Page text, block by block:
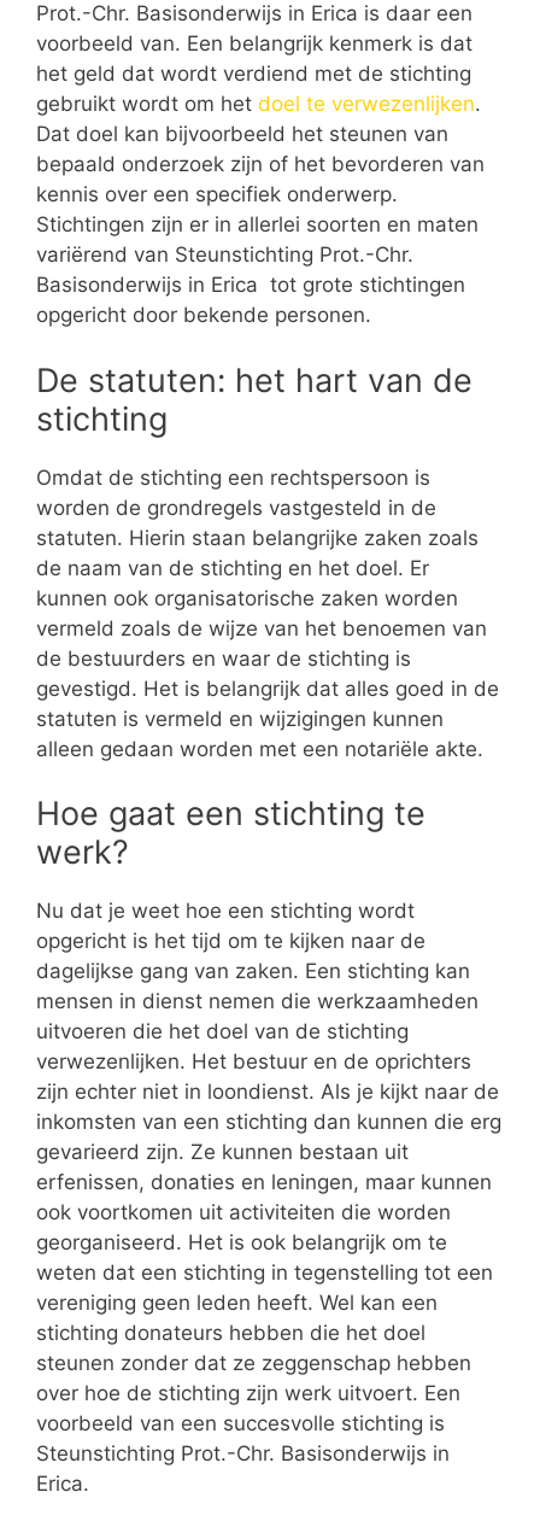
Prot.-Chr. Basisonderwijs in Erica is daar een
voorbeeld van. Een belangrijk kenmerk is dat
het geld dat wordt verdiend met de stichting
gebruikt wordt om het doel te verwezenlijken.
Dat doel kan bijvoorbeeld het steunen van
bepaald onderzoek zijn of het bevorderen van
kennis over een specifiek onderwerp.
Stichtingen zijn er in allerlei soorten en maten
variërend van Steunstichting Prot.-Chr.
Basisonderwijs in Erica tot grote stichtingen
opgericht door bekende personen.
De statuten: het hart van de
stichting
Omdat de stichting een rechtspersoon is
worden de grondregels vastgesteld in de
statuten. Hierin staan belangrijke zaken zoals
de naam van de stichting en het doel. Er
kunnen ook organisatorische zaken worden
vermeld zoals de wijze van het benoemen van
de bestuurders en waar de stichting is
gevestigd. Het is belangrijk dat alles goed in de
statuten is vermeld en wijzigingen kunnen
alleen gedaan worden met een notariële akte.
Hoe gaat een stichting te
werk?
Nu dat je weet hoe een stichting wordt
opgericht is het tijd om te kijken naar de
dagelijkse gang van zaken. Een stichting kan
mensen in dienst nemen die werkzaamheden
uitvoeren die het doel van de stichting
verwezenlijken. Het bestuur en de oprichters
zijn echter niet in loondienst. Als je kijkt naar de
inkomsten van een stichting dan kunnen die erg
gevarieerd zijn. Ze kunnen bestaan uit
erfenissen, donaties en leningen, maar kunnen
ook voortkomen uit activiteiten die worden
georganiseerd. Het is ook belangrijk om te
weten dat een stichting in tegenstelling tot een
vereniging geen leden heeft. Wel kan een
stichting donateurs hebben die het doel
steunen zonder dat ze zeggenschap hebben
over hoe de stichting zijn werk uitvoert. Een
voorbeeld van een succesvolle stichting is
Steunstichting Prot.-Chr. Basisonderwijs in
Erica.